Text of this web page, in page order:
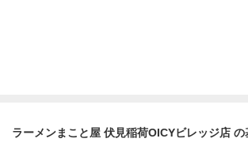
ラーメンまこと屋 伏見稲荷OICYビレッジ店 の